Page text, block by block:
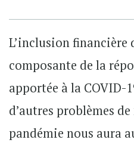
L’inclusion financière
composante de la
apportée à la COVID-
d’autres problèmes
pandémie nous aura